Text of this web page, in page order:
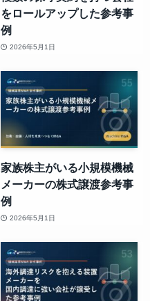
をロールアップした参考事
例
2026年5月1日
家族株主がいる小規模機械
メーカーの株式譲渡参考事
例
2026年5月1日